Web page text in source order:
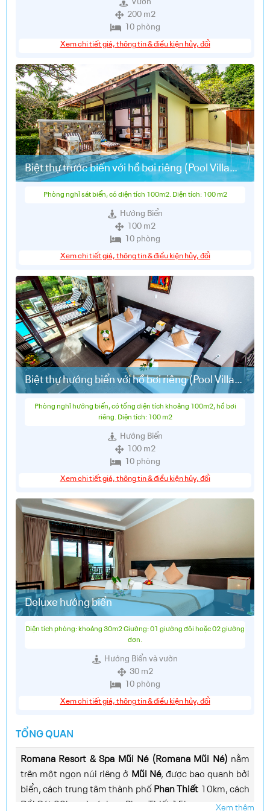
Vườn
200 m2
10 phòng
Xem chi tiết giá, thông tin & điều kiện hủy, đổi
Phòng nghỉ sát biển, có diện tích 100m2. Diện tích: 100 m2
Biệt thự trước biển với hồ bơi riêng (Pool Villa
Beach Front)
Hướng Biển
100 m2
10 phòng
Xem chi tiết giá, thông tin & điều kiện hủy, đổi
Phòng nghỉ hướng biển, có tổng diện tích khoảng 100m2, hồ bơi
riêng. Diện tích: 100 m2
Biệt thự hướng biển với hồ bơi riêng (Pool Villa
Ocean View)
Hướng Biển
100 m2
10 phòng
Xem chi tiết giá, thông tin & điều kiện hủy, đổi
Diện tích phòng: khoảng 30m2 Giường: 01 giường đôi hoặc 02 giường
đơn.
Deluxe hướng biển
Hướng Biển và vườn
30 m2
10 phòng
Xem chi tiết giá, thông tin & điều kiện hủy, đổi
TỔNG QUAN
Romana Resort & Spa Mũi Né (Romana Mũi Né) nằm
trên một ngọn núi riêng ở Mũi Né, được bao quanh bởi
biển, cách trung tâm thành phố Phan Thiết 10km, cách
Đồi Cát 20km và cách ga Phan Thiết 15km.
Xem thêm